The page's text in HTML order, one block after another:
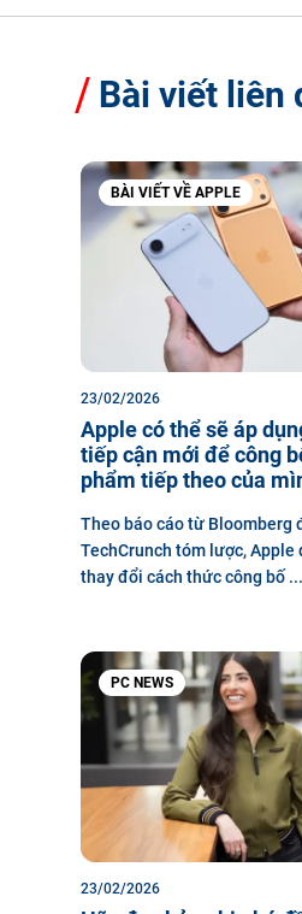
Bài viết liên
BÀI VIẾT VỀ APPLE
23/02/2026
Apple có thể sẽ áp
tiếp cận mới để công
phẩm tiếp theo của
Theo báo cáo từ Bloomberg
TechCrunch tóm lược, Apple
thay đổi cách thức công bố ...
PC NEWS
23/02/2026